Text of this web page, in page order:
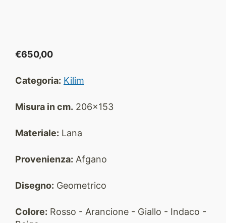
€650,00
Categoria: Kilim
Misura in cm. 206x153
Materiale: Lana
Provenienza: Afgano
Disegno: Geometrico
Colore: Rosso - Arancione - Giallo - Indaco -